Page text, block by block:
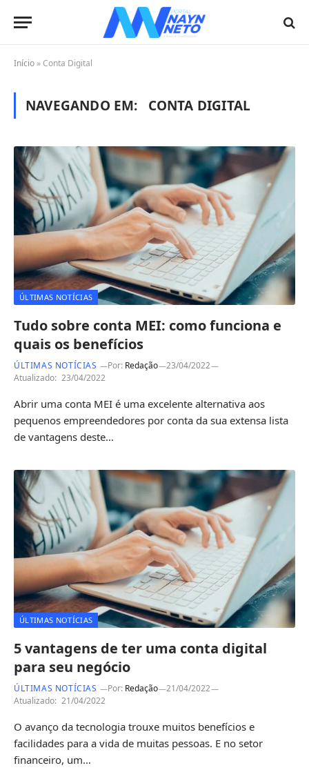
Início »Conta Digital
NAVEGANDO EM: CONTA DIGITAL
ÚLTIMAS NOTÍCIAS
Tudo sobre conta MEI: como funciona e
quais os benefícios
ÚLTIMAS NOTÍCIAS Por: Redação
23/04/2022
Atualizado: 23/04/2022
Abrir uma conta MEI é uma excelente alternativa aos
pequenos empreendedores por conta da sua extensa lista
de vantagens deste…
ÚLTIMAS NOTÍCIAS
5 vantagens de ter uma conta digital
para seu negócio
ÚLTIMAS NOTÍCIAS Por: Redação
21/04/2022
Atualizado: 21/04/2022
O avanço da tecnologia trouxe muitos benefícios e
facilidades para a vida de muitas pessoas. E no setor
financeiro, um…